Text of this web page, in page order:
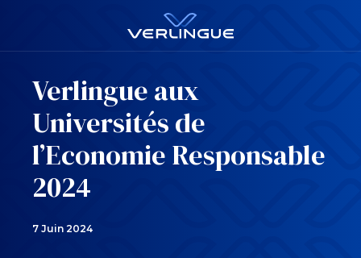
Verlingue aux
Universités de
l’Economie Responsable
2024
7 Juin 2024